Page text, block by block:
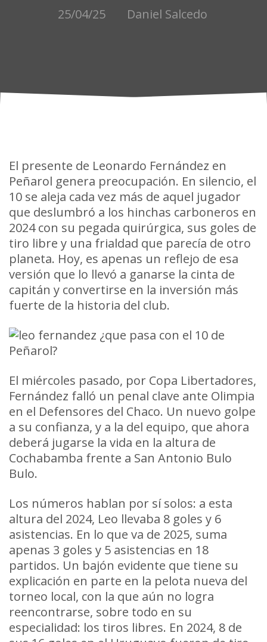
25/04/25 Daniel Salcedo
El presente de Leonardo Fernández en
Peñarol genera preocupación. En silencio, el
10 se aleja cada vez más de aquel jugador
que deslumbró a los hinchas carboneros en
2024 con su pegada quirúrgica, sus goles de
tiro libre y una frialdad que parecía de otro
planeta. Hoy, es apenas un reflejo de esa
versión que lo llevó a ganarse la cinta de
capitán y convertirse en la inversión más
fuerte de la historia del club.
El miércoles pasado, por Copa Libertadores,
Fernández falló un penal clave ante Olimpia
en el Defensores del Chaco. Un nuevo golpe
a su confianza, y a la del equipo, que ahora
deberá jugarse la vida en la altura de
Cochabamba frente a San Antonio Bulo
Bulo.
Los números hablan por sí solos: a esta
altura del 2024, Leo llevaba 8 goles y 6
asistencias. En lo que va de 2025, suma
apenas 3 goles y 5 asistencias en 18
partidos. Un bajón evidente que tiene su
explicación en parte en la pelota nueva del
torneo local, con la que aún no logra
reencontrarse, sobre todo en su
especialidad: los tiros libres. En 2024, 8 de